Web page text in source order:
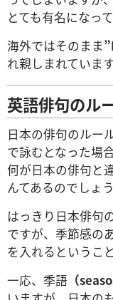
とても有名になっ
海外ではそのまま
れ親しまれています
英語俳句のル
日本の俳句のルー
で詠むとなった場
何が日本の俳句と
んてあるのでしょ
はっきり日本俳句
ですが、季節感の
を入れるというこ
一応、季語 （